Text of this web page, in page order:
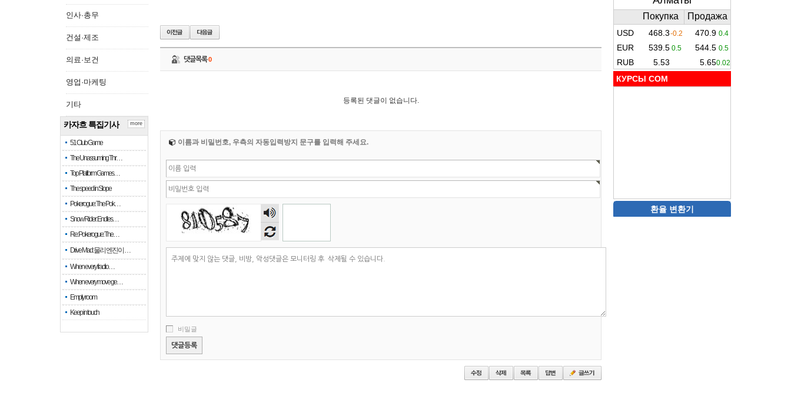
인사·총무
건설·제조
의료·보건
영업·마케팅
기타
카자흐 특집기사
51 Club Game
The Unassuming Thr…
Top Platform Games…
The speed in Slope
Pokerogue: The Pok…
Snow Rider: Endles…
Re: Pokerogue: The…
Drive Mad: 물리 엔진이 …
When every fractio…
When every move ge…
Empty room
Keep in touch
more
댓글목록0
등록된 댓글이 없습니다.
이름과 비밀번호, 우측의 자동입력방지 문구를 입력해 주세요.
숫자
음성
듣기
비밀글
КУРСЫ COM
환율 변환기